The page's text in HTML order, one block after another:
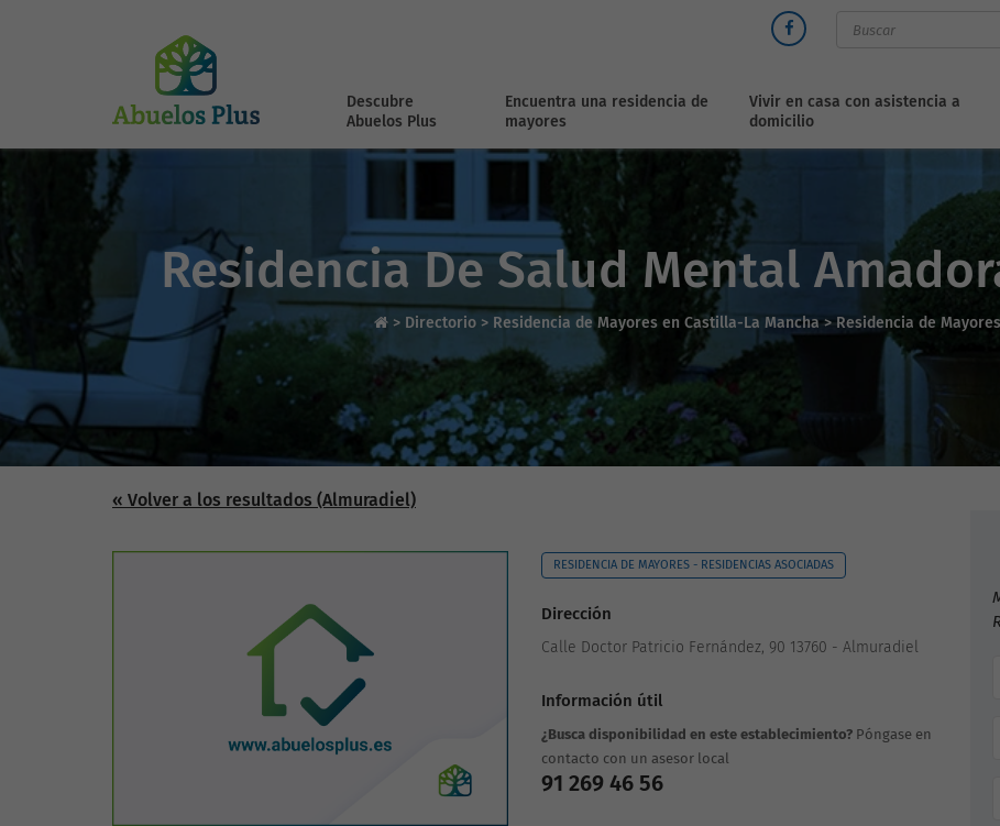
Descubre
Abuelos Plus
Encuentra una residencia de
mayores
Vivir en casa con asistencia a
domicilio
Residencia De Salud Mental
> Directorio > Residencia de Mayores en Castilla-La Mancha > Residencia de
« Volver a los resultados (Almuradiel)
RESIDENCIA DE MAYORES - RESIDENCIAS ASOCIADAS
Dirección
Calle Doctor Patricio Fernández, 90 13760 - Almuradiel
Información útil
¿Busca disponibilidad en este establecimiento? Póngase en
contacto con un asesor local
91 269 46 56